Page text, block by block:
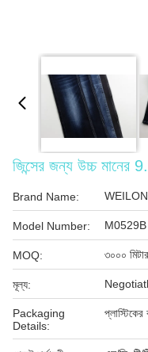
জিন্সের জন্য উচ্চ মানের
Brand Name:
Model Number: M0529B
MOQ: ৩০০০ মিটার
মূল্য:
Packaging
Details: